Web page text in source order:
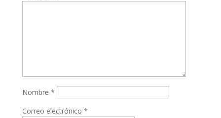
Nombre *
Correo electrónico *